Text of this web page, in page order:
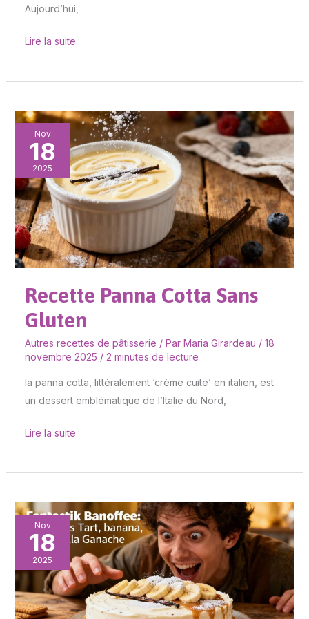
Aujourd’hui,
Lire la suite
Nov
18
2025
Recette Panna Cotta Sans
Gluten
Autres recettes de pâtisserie / Par Maria Girardeau / 18
novembre 2025 / 2 minutes de lecture
la panna cotta, littéralement ‘crème cuite’ en italien, est
un dessert emblématique de l’Italie du Nord,
Recette
Panna
Cotta
Sans
Gluten
Lire la suite
Nov
18
2025
Fantastik
Banoffee
tarte
Spéculoos,
banane